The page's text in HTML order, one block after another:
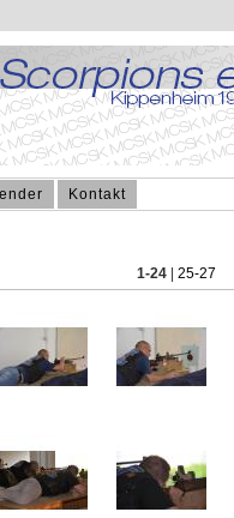
Kontakt
1-24 25-27